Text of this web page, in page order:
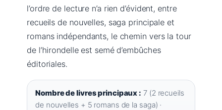
l’ordre de lecture n’a rien d’évident, entre
recueils de nouvelles, saga principale et
romans indépendants, le chemin vers la tour
de l’hirondelle est semé d’embûches
éditoriales.
Nombre de livres principaux : 7 (2 recueils
de nouvelles + 5 romans de la saga) ·